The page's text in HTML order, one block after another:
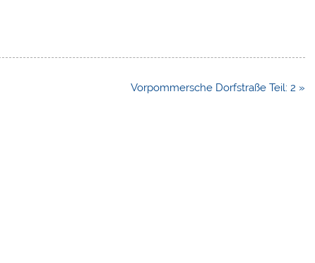
Vorpommersche Dorfstraße Teil: 2 »